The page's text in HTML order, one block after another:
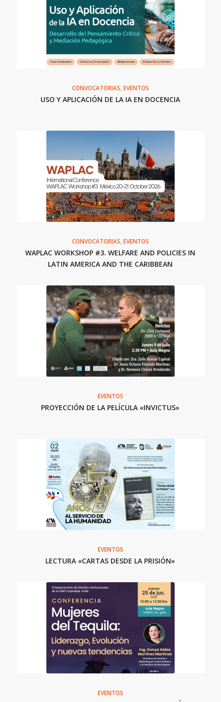
CONVOCATORIAS EVENTOS
USO Y APLICACIÓN DE LA IA EN DOCENCIA
CONVOCATORIAS EVENTOS
WAPLAC WORKSHOP #3. WELFARE AND POLICIES IN
LATIN AMERICA AND THE CARIBBEAN
EVENTOS
PROYECCIÓN DE LA PELÍCULA «INVICTUS»
EVENTOS
LECTURA «CARTAS DESDE LA PRISIÓN»
EVENTOS